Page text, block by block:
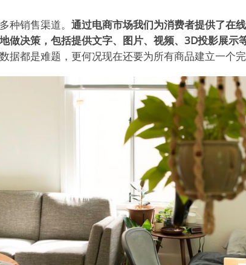
种销售渠道。 通过电商市场我们为消费者提供了在
决策，包括提供文字、图片、视频、3D投影展示等
都是难题，更何况现在还要为所有商品建立一个完